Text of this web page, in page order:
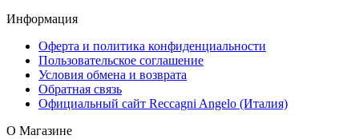
Информация
Оферта и политика конфиденциальности
Пользовательское соглашение
Условия обмена и возврата
Обратная связь
Официальный сайт Reccagni Angelo (Италия)
О Магазине